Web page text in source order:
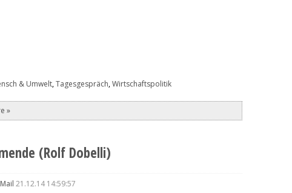
& Umwelt,Tagesgespräch,Wirtschaftspolitik
»
(Rolf Dobelli)
21.12.14 14:59:57